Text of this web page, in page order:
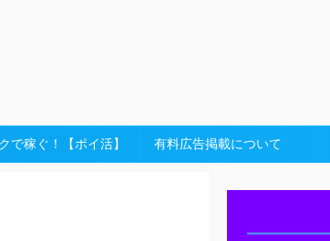
稼ぐ！【ポイ活】 有料広告掲載について